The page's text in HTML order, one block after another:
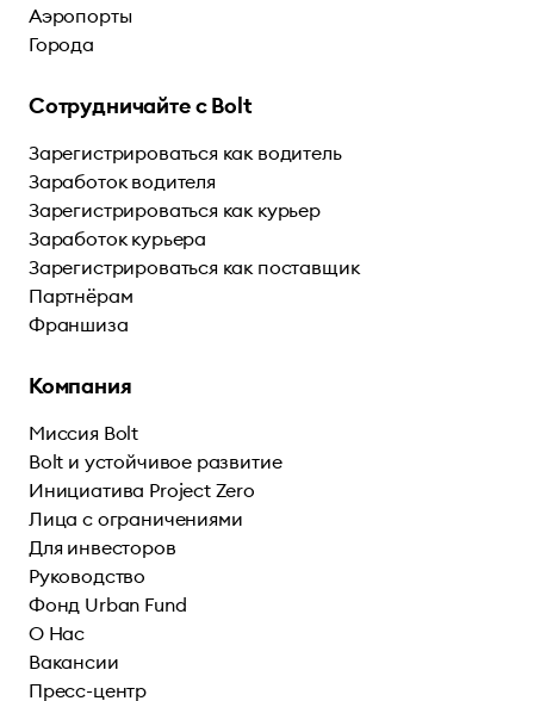
Аэропорты
Города
Сотрудничайте с Bolt
Зарегистрироваться как водитель
Заработок водителя
Зарегистрироваться как курьер
Заработок курьера
Зарегистрироваться как поставщик
Партнёрам
Франшиза
Компания
Миссия Bolt
Bolt и устойчивое развитие
Инициатива Project Zero
Лица с ограничениями
Для инвесторов
Руководство
Фонд Urban Fund
О Нас
Вакансии
Пресс-центр